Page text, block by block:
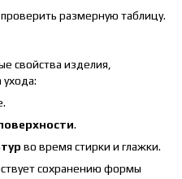
размерную таблицу.
свойства изделия,
.
во время стирки и глажки.
сохранению формы